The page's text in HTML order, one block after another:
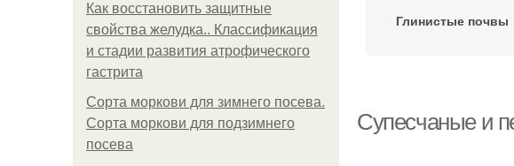
Как восстановить защитные
свойства желудка.. Классификация
и стадии развития атрофического
гастрита
Сорта моркови для зимнего посева.
Сорта моркови для подзимнего
посева
Глинистые почвы
Супесчаные и